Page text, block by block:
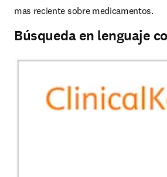
mas reciente sobre medicamentos.
Búsqueda en lenguaje